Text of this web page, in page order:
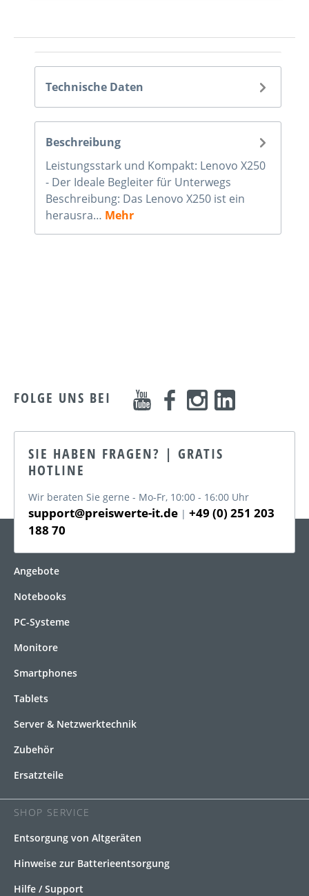
Technische Daten
Beschreibung
Leistungsstark und Kompakt: Lenovo X250
- Der Ideale Begleiter für Unterwegs
Beschreibung: Das Lenovo X250 ist ein
herausra… Mehr
FOLGE UNS BEI
SIE HABEN FRAGEN? | GRATIS
HOTLINE
Wir beraten Sie gerne - Mo-Fr, 10:00 - 16:00 Uhr
support@preiswerte-it.de | +49 (0) 251 203
188 70
Angebote
Notebooks
PC-Systeme
Monitore
Smartphones
Tablets
Server & Netzwerktechnik
Zubehör
Ersatzteile
SHOP SERVICE
Entsorgung von Altgeräten
Hinweise zur Batterieentsorgung
Hilfe / Support